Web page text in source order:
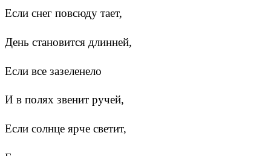
Если снег повсюду тает,
День становится длинней,
Если все зазеленело
И в полях звенит ручей,
Если солнце ярче светит,